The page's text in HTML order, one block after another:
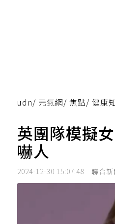
udn/ 元氣網/ 焦點/ 健康
英團隊模擬
嚇人
2024-12-30 15:07:48 聯合